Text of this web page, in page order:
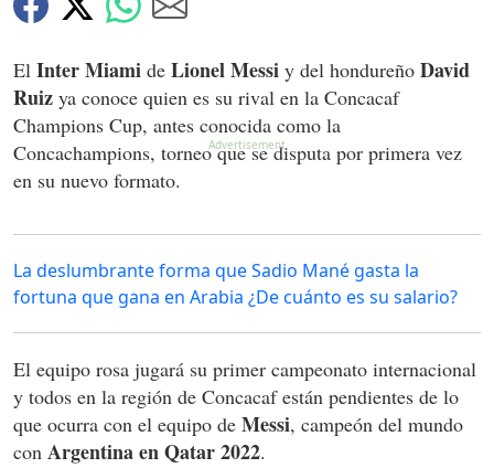
El Inter Miami de Lionel Messi y del hondureño David
Ruiz ya conoce quien es su rival en la Concacaf
Champions Cup, antes conocida como la
Concachampions, torneo que se disputa por primera vez
en su nuevo formato.
La deslumbrante forma que Sadio Mané gasta la
fortuna que gana en Arabia ¿De cuánto es su salario?
El equipo rosa jugará su primer campeonato internacional
y todos en la región de Concacaf están pendientes de lo
que ocurra con el equipo de Messi, campeón del mundo
con Argentina en Qatar 2022.